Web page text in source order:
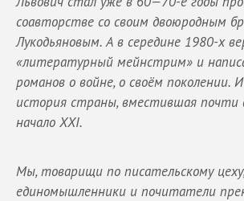
соавторстве со своим двоюродным
Лукодьяновым. А в середине 1980-х
«литературный мейнстрим» и
романов о войне, о своём поколении.
история страны, вместившая почти
начало ХХI.
Мы, товарищи по писательскому цеху,
единомышленники и почитатели